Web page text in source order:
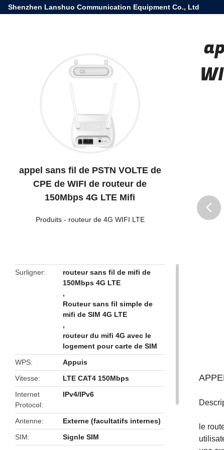
Shenzhen Lanshuo Communication Equipment Co., Ltd
appel sans fil de PSTN VOLTE de
CPE de WIFI de routeur de
150Mbps 4G LTE Mifi
Produits- routeur de 4G WIFI LTE
Surligner
routeur sans fil de mifi de
150Mbps 4G LTE
,
Routeur sans fil simple de
mifi de SIM 4G LTE
,
routeur du mifi 4G avec le
logement pour carte de SIM
WPS
Appuis
Vitesse
LTE CAT4 150Mbps
Internet
Protocol
IPv4/IPv6
Antenne
Externe (facultatifs internes)
SIM
Signle SIM
le